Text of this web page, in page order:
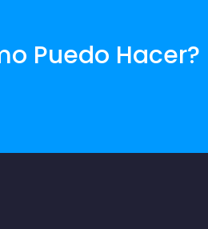
Puedo Hacer?